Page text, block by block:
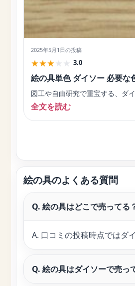
2025年5月1日の投稿
★★★★ ★ 3.0
絵の具単色 ダイソー 必要な
図工や自由研究で重宝する、ダ
全文を読む
絵の具のよくある質問
Q. 絵の具はどこで売ってる
A. 口コミの投稿時点ではダ
Q. 絵の具はダイソーで売っ